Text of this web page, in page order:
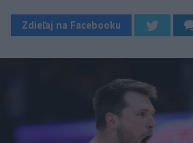
Zdieľaj na Facebooku